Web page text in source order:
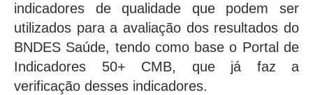
indicadores de qualidade que podem ser
utilizados para a avaliação dos resultados do
BNDES Saúde, tendo como base o Portal de
Indicadores 50+ CMB, que já faz a
verificação desses indicadores.